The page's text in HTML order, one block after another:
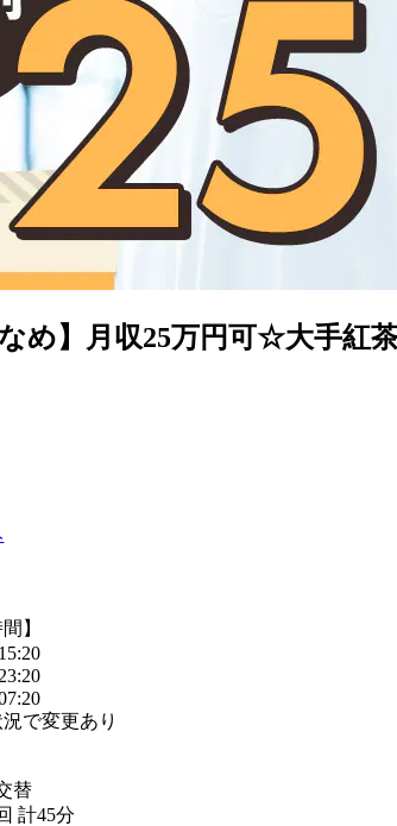
め】月収25万円可☆大手紅
】
で変更あり
替
計45分